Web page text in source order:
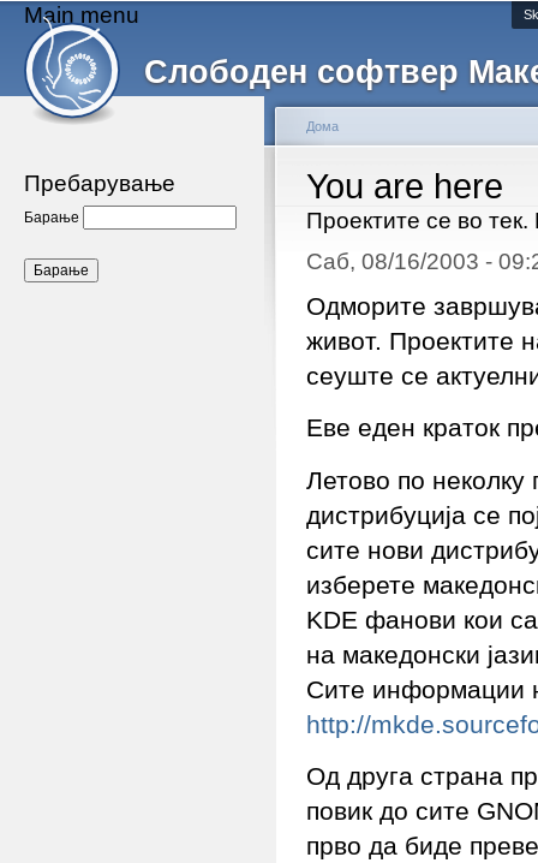
Слободен софтвер
Main menu
Пребарување
Барање
You are here
Дома
Проектите се во
Саб, 08/16/2003 -
Одморите
живот. Проектите
сеуште се
Еве еден краток
Летово по
дистрибуција се
сите нови
изберете
KDE фанови кои
на македонски
Сите информации
http://
Од друга страна
повик до сите
прво да биде